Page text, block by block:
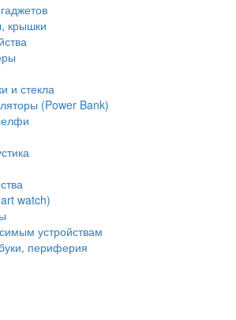
крышки
и стекла
(Power Bank)
watch)
устройствам
периферия